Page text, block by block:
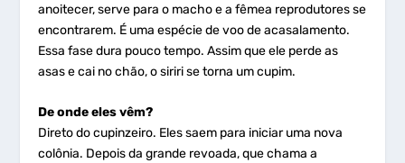
anoitecer, serve para o macho e a fêmea reprodutores se
encontrarem. É uma espécie de voo de acasalamento.
Essa fase dura pouco tempo. Assim que ele perde as
asas e cai no chão, o siriri se torna um cupim.
De onde eles vêm?
Direto do cupinzeiro. Eles saem para iniciar uma nova
colônia. Depois da grande revoada, que chama a